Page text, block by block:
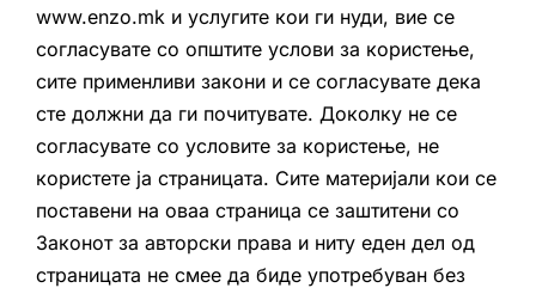
www.enzo.mk и услугите кои ги нуди, вие се
согласувате со општите услови за користење,
сите применливи закони и се согласувате дека
сте должни да ги почитувате. Доколку не се
согласувате со условите за користење, не
користете ја страницата. Сите материјали кои се
поставени на оваа страница се заштитени со
Законот за авторски права и ниту еден дел од
страницата не смее да биде употребуван без